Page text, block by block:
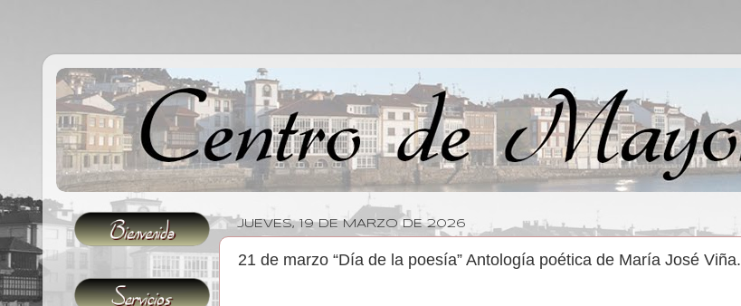
JUEVES, 19 DE MARZO DE 2026
21 de marzo “Día de la poesía” Antología poética de María José Viña.